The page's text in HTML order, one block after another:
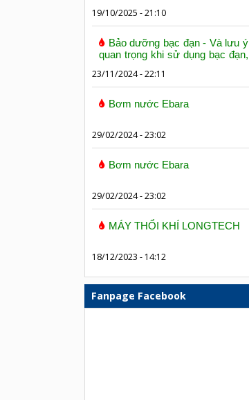
19/10/2025 - 21:10
Bảo dưỡng bạc đạn - Và lưu ý
quan trọng khi sử dụng bạc đạn,
23/11/2024 - 22:11
Bơm nước Ebara
29/02/2024 - 23:02
Bơm nước Ebara
29/02/2024 - 23:02
MÁY THỔI KHÍ LONGTECH
18/12/2023 - 14:12
Fanpage Facebook